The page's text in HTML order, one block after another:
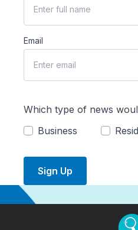
Email
Which type of news
Business
Sign Up